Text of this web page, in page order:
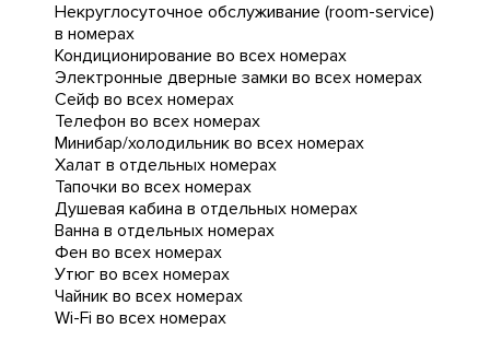
Некруглосуточное обслуживание (room-service)
в номерах
Кондиционирование во всех номерах
Электронные дверные замки во всех номерах
Сейф во всех номерах
Телефон во всех номерах
Минибар/холодильник во всех номерах
Халат в отдельных номерах
Тапочки во всех номерах
Душевая кабина в отдельных номерах
Ванна в отдельных номерах
Фен во всех номерах
Утюг во всех номерах
Чайник во всех номерах
Wi-Fi во всех номерах